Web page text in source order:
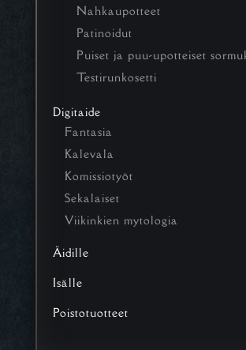
Nahkaupotteet
Patinoidut
Puiset ja puu-upotteiset
Testirunkosetti
Digitaide
Fantasia
Kalevala
Komissiotyöt
Sekalaiset
Viikinkien mytologia
Äidille
Isälle
Poistotuotteet